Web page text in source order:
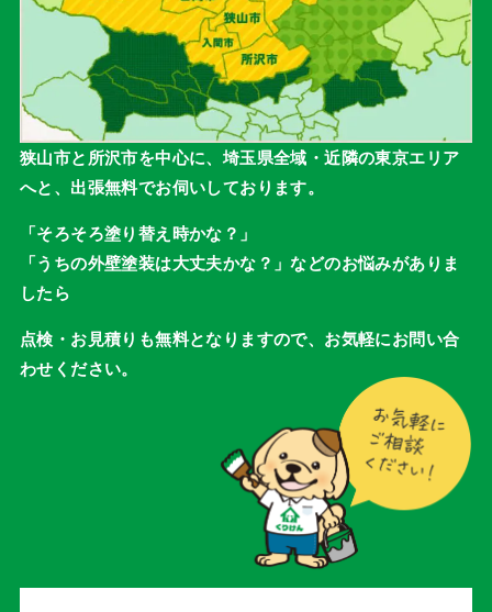
狭山市と所沢市を中心に、埼玉県全域・近隣の東京エリア
へと、出張無料でお伺いしております。
「そろそろ塗り替え時かな？」
「うちの外壁塗装は大丈夫かな？」などのお悩みがありま
したら
点検・お見積りも無料となりますので、お気軽にお問い合
わせください。